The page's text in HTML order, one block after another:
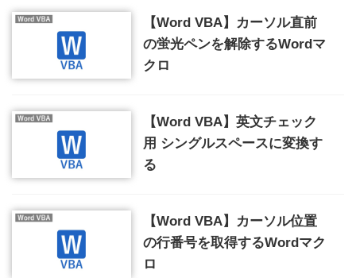
【Word VBA】カーソル直前
の蛍光ペンを解除するWordマ
クロ
【Word VBA】英文チェック
用 シングルスペースに変換す
る
【Word VBA】カーソル位置
の行番号を取得するWordマク
ロ